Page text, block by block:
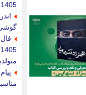
1405 / طلای دست دوم و آبشده چند؟